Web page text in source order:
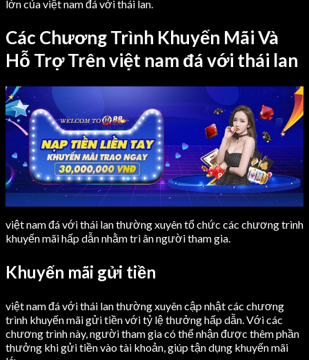
lớn của việt nam đá với thái lan.
Các Chương Trình Khuyến Mãi Và
Hỗ Trợ Trên việt nam đá với thái lan
việt nam đá với thái lan thường xuyên tổ chức các chương trình
khuyến mãi hấp dẫn nhằm tri ân người tham gia.
Khuyến mãi gửi tiền
việt nam đá với thái lan thường xuyên cập nhật các chương
trình khuyến mãi gửi tiền với tỷ lệ thưởng hấp dẫn. Với các
chương trình này, người tham gia có thể nhận được thêm phần
thưởng khi gửi tiền vào tài khoản, giúp tận dụng khuyến mãi